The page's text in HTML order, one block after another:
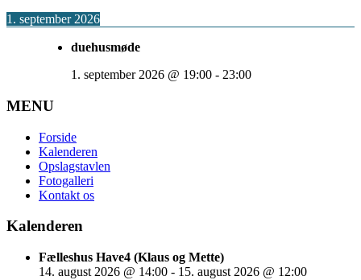
1. september 2026
duehusmøde
1. september 2026 @ 19:00 - 23:00
MENU
Forside
Kalenderen
Opslagstavlen
Fotogalleri
Kontakt os
Kalenderen
Fælleshus Have4 (Klaus og Mette)
14. august 2026 @ 14:00 - 15. august 2026 @ 12:00